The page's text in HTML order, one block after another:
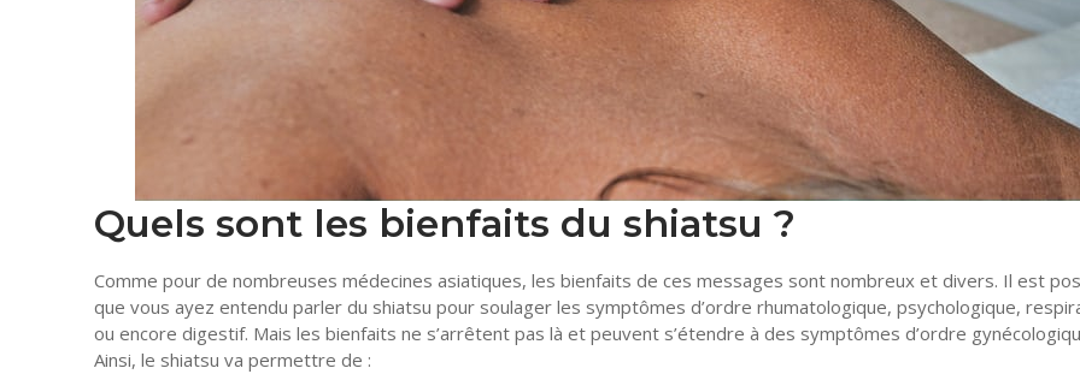
Quels sont les bienfaits du shiatsu ?
Comme pour de nombreuses médecines asiatiques, les bienfaits de ces messages sont nombreux et divers. Il est
que vous ayez entendu parler du shiatsu pour soulager les symptômes d’ordre rhumatologique, psychologique,
ou encore digestif. Mais les bienfaits ne s’arrêtent pas là et peuvent s’étendre à des symptômes d’ordre
Ainsi, le shiatsu va permettre de :